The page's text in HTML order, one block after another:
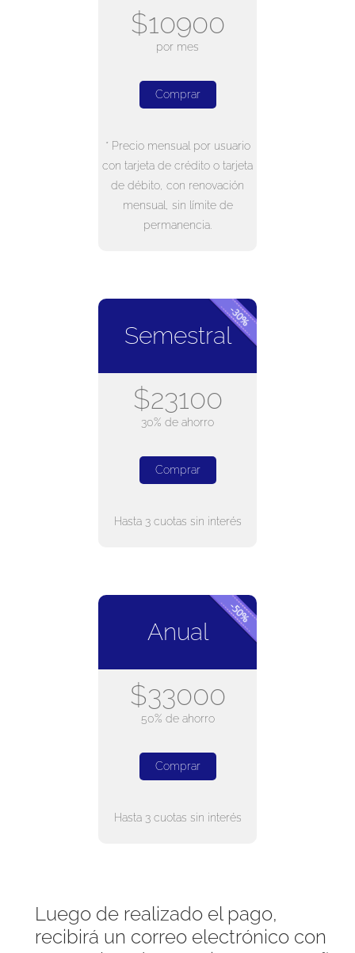
$10900
por mes
Comprar
* Precio mensual por usuario
con tarjeta de crédito o tarjeta
de débito, con renovación
mensual, sin límite de
permanencia.
Semestral
$23100
30% de ahorro
Comprar
Hasta 3 cuotas sin interés
Anual
$33000
50% de ahorro
Comprar
Hasta 3 cuotas sin interés
Luego de realizado el pago,
recibirá un correo electrónico con